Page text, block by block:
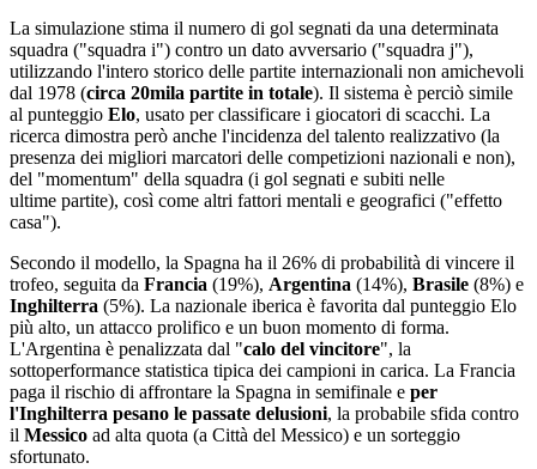
La simulazione stima il numero di gol segnati da una determinata
squadra ("squadra i") contro un dato avversario ("squadra j"),
utilizzando l'intero storico delle partite internazionali non amichevoli
dal 1978 (circa 20mila partite in totale). Il sistema è perciò simile
al punteggio Elo, usato per classificare i giocatori di scacchi. La
ricerca dimostra però anche l'incidenza del talento realizzativo (la
presenza dei migliori marcatori delle competizioni nazionali e non),
del "momentum" della squadra (i gol segnati e subiti nelle
ultime partite), così come altri fattori mentali e geografici ("effetto
casa").
Secondo il modello, la Spagna ha il 26% di probabilità di vincere il
trofeo, seguita da Francia (19%), Argentina (14%), Brasile (8%) e
Inghilterra (5%). La nazionale iberica è favorita dal punteggio Elo
più alto, un attacco prolifico e un buon momento di forma.
L'Argentina è penalizzata dal "calo del vincitore", la
sottoperformance statistica tipica dei campioni in carica. La Francia
paga il rischio di affrontare la Spagna in semifinale e per
l'Inghilterra pesano le passate delusioni, la probabile sfida contro
il Messico ad alta quota (a Città del Messico) e un sorteggio
sfortunato.